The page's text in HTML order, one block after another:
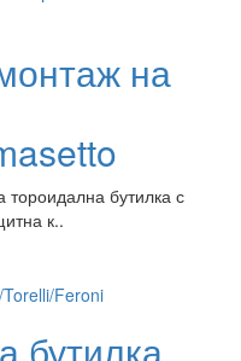
на
тороидална бутилка с
к..